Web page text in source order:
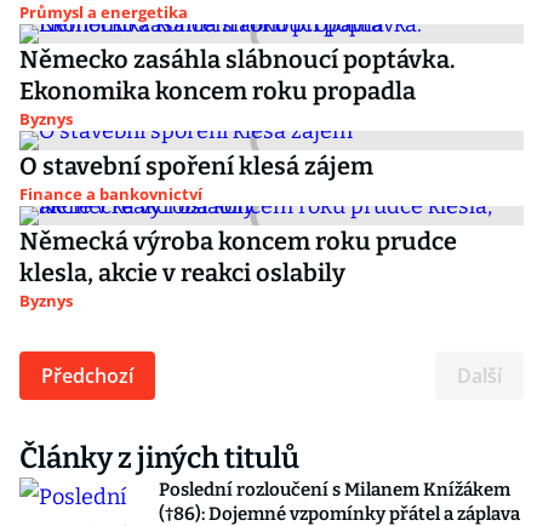
Průmysl a energetika
Německo zasáhla slábnoucí poptávka.
Ekonomika koncem roku propadla
Byznys
O stavební spoření klesá zájem
Finance a bankovnictví
Německá výroba koncem roku prudce
klesla, akcie v reakci oslabily
Byznys
Předchozí Další
Články z jiných titulů
Poslední rozloučení s Milanem Knížákem
(†86): Dojemné vzpomínky přátel a záplava